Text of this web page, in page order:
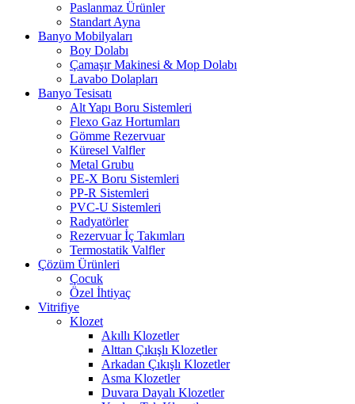
Paslanmaz Ürünler
Standart Ayna
Banyo Mobilyaları
Boy Dolabı
Çamaşır Makinesi & Mop Dolabı
Lavabo Dolapları
Banyo Tesisatı
Alt Yapı Boru Sistemleri
Flexo Gaz Hortumları
Gömme Rezervuar
Küresel Valfler
Metal Grubu
PE-X Boru Sistemleri
PP-R Sistemleri
PVC-U Sistemleri
Radyatörler
Rezervuar İç Takımları
Termostatik Valfler
Çözüm Ürünleri
Çocuk
Özel İhtiyaç
Vitrifiye
Klozet
Akıllı Klozetler
Alttan Çıkışlı Klozetler
Arkadan Çıkışlı Klozetler
Asma Klozetler
Duvara Dayalı Klozetler